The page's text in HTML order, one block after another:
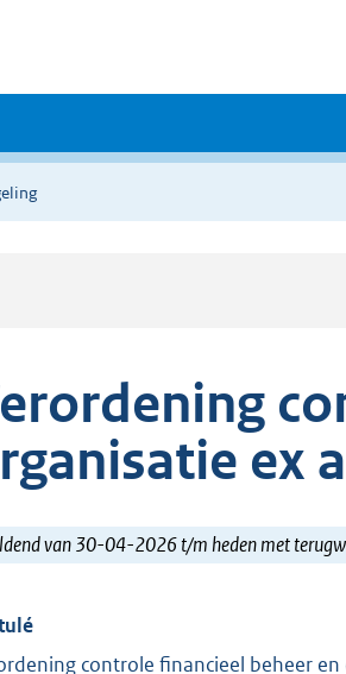
ex
van 30-04-2026 t/m heden met
controle financieel beheer